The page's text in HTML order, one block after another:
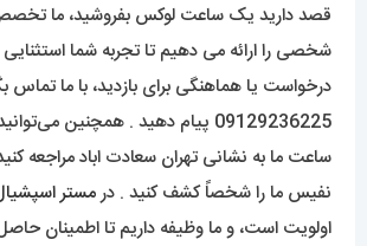
قصد دارید یک ساعت لوکس بفروشید، ما
شخصی را ارائه می دهیم تا تجربه شما
درخواست یا هماهنگی برای بازدید، با ما تماس
09129236225 پیام دهید . همچنین
ساعت ما به نشانی تهران سعادت اباد مراجعه
نفیس ما را شخصاً کشف کنید . درمستر
اولویت است، و ما وظیفه داریم تا اطمینان